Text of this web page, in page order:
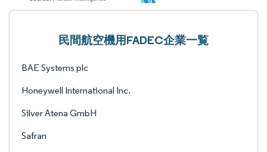
民間航空機用FADEC企業一覧
BAE Systems plc
Honeywell International Inc.
Silver Atena GmbH
Safran